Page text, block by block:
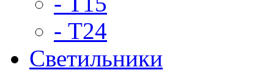
- Т24
Светильники